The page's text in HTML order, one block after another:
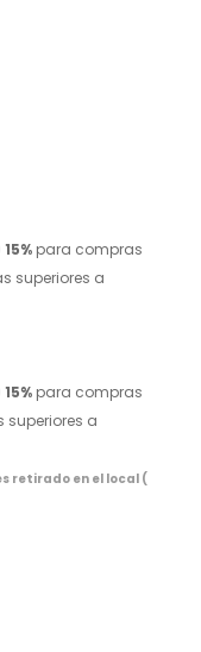
15% para compras
superiores a
15% para compras
a
retirado en el local (